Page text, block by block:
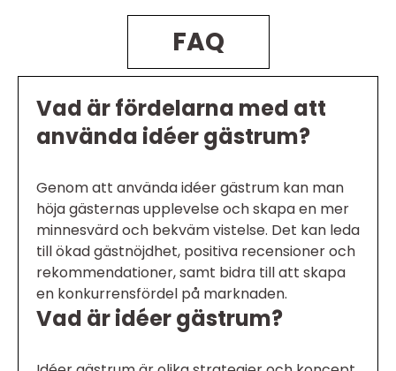
FAQ
Vad är fördelarna med att
använda idéer gästrum?
Genom att använda idéer gästrum kan man
höja gästernas upplevelse och skapa en mer
minnesvärd och bekväm vistelse. Det kan leda
till ökad gästnöjdhet, positiva recensioner och
rekommendationer, samt bidra till att skapa
en konkurrensfördel på marknaden.
Vad är idéer gästrum?